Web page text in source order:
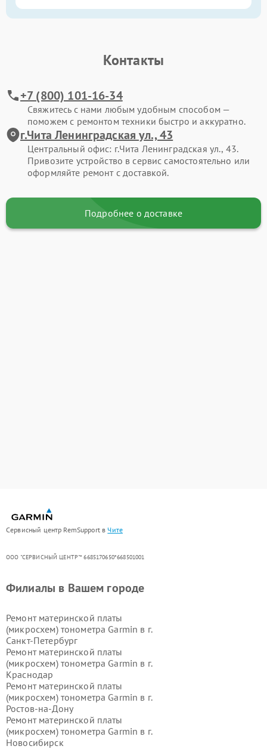
Контакты
+7 (800) 101-16-34
Свяжитесь с нами любым удобным способом —
поможем с ремонтом техники быстро и аккуратно.
г.Чита Ленинградская ул., 43
Центральный офис: г.Чита Ленинградская ул., 43.
Привозите устройство в сервис самостоятельно или
оформляйте ремонт с доставкой.
Подробнее о доставке
Сервисный центр RemSupport вЧите
ООО "СЕРВИСНЫЙ ЦЕНТР"* 6685170650*668501001
Филиалы в Вашем городе
Ремонт материнской платы
(микросхем) тонометра Garmin в г.
Санкт-Петербург
Ремонт материнской платы
(микросхем) тонометра Garmin в г.
Краснодар
Ремонт материнской платы
(микросхем) тонометра Garmin в г.
Ростов-на-Дону
Ремонт материнской платы
(микросхем) тонометра Garmin в г.
Новосибирск